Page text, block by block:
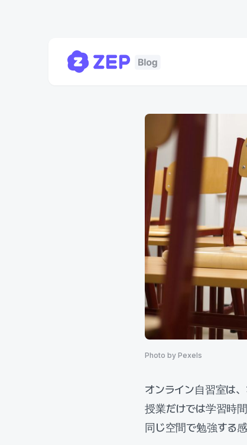
Photo by Pexels
オンライン自習室は
授業だけでは学習時
同じ空間で勉強する